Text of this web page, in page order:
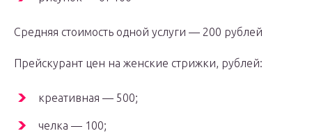
Средняя стоимость одной услуги — 200 рублей
Прейскурант цен на женские стрижки, рублей:
креативная — 500;
челка — 100;